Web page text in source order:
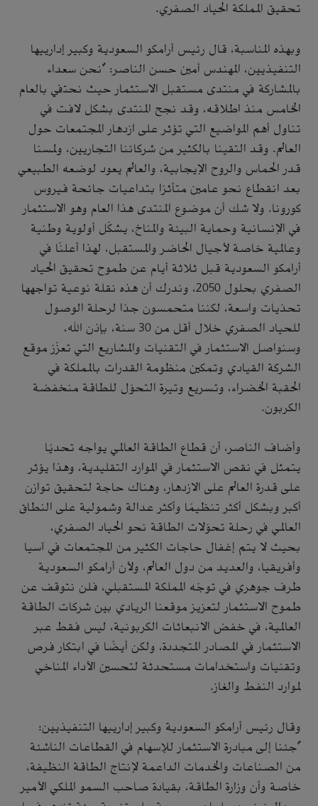
تحقيق المملكة الحياد الصفري.
وبهذه المناسبة، قال رئيس أرامكو السعودية وكبير إدارييها
التنفيذيين، المهندس أمين حسن الناصر: "نحن سعداء
بالمشاركة في منتدى مستقبل الاستثمار حيث نحتفي بالعام
الخامس منذ اطلاقه، وقد نجح المنتدى بشكل لافت في
تناول أهم المواضيع التي تؤثر على ازدهار المجتمعات حول
العالم. وقد التقينا بالكثير من شركائنا التجاريين، ولمسنا
قدر الحماس والروح الإيجابية، والعالم يعود لوضعه الطبيعي
بعد انقطاع نحو عامين متأثرًا بتداعيات جائحة فيروس
كورونا. ولا شك أن موضوع المنتدى هذا العام وهو الاستثمار
في الإنسانية وحماية البيئة والمناخ، يشكّل أولوية وطنية
وعالمية خاصة لأجيال الحاضر والمستقبل، لهذا أعلنّا في
أرامكو السعودية قبل ثلاثة أيام عن طموح تحقيق الحياد
الصفري بحلول 2050، وندرك أن هذه نقلة نوعية تواجهها
تحدّيات واسعة، لكننا متحمسون جدًا لرحلة الوصول
للحياد الصفري خلال أقل من 30 سنة، بإذن الله،
وسنواصل الاستثمار في التقنيات والمشاريع التي تعزّز موقع
الشركة القيادي وتمكين منظومة القدرات بالمملكة في
الحقبة الخضراء، وتسريع وتيرة التحوّل للطاقة منخفضة
الكربون.
وأضاف الناصر، أن قطاع الطاقة العالمي يواجه تحديًا
يتمثل في نقص الاستثمار في الموارد التقليدية، وهذا يؤثر
على قدرة العالم على الازدهار، وهناك حاجة لتحقيق توازن
أكبر وبشكل أكثر تنظيمًا وأكثر عدالة وشمولية على النطاق
العالمي في رحلة تحوّلات الطاقة نحو الحياد الصفري،
بحيث لا يتم إغفال حاجات الكثير من المجتمعات في آسيا
وأفريقيا، والعديد من دول العالم، ولأن أرامكو السعودية
طرف جوهري في توجّه المملكة المستقبلي، فلن نتوقف عن
طموح الاستثمار لتعزيز موقعنا الريادي بين شركات الطاقة
العالمية، في خفض الانبعاثات الكربونية، ليس فقط عبر
الاستثمار في المصادر المتجددة، ولكن أيضًا في ابتكار فرص
وتقنيات واستخدامات مستحدثة لتحسين الأداء المناخي
لموارد النفط والغاز.
وقال رئيس أرامكو السعودية وكبير إدارييها التنفيذيين:
"جئنا إلى مبادرة الاستثمار للإسهام في القطاعات الناشئة
من الصناعات والخدمات الداعمة لإنتاج الطاقة النظيفة،
خاصة وأن وزارة الطاقة، بقيادة صاحب السمو الملكي الأمير